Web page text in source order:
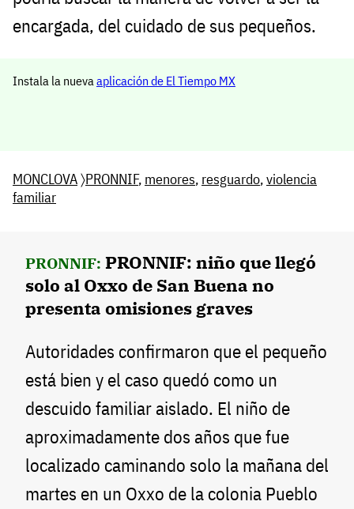
encargada, del cuidado de sus pequeños.
Instala la nuevaaplicación de El Tiempo MX
MONCLOVA〉PRONNIF, menores, resguardo,violencia
familiar
PRONNIF: PRONNIF: niño que llegó
solo al Oxxo de San Buena no
presenta omisiones graves
Autoridades confirmaron que el pequeño
está bien y el caso quedó como un
descuido familiar aislado. El niño de
aproximadamente dos años que fue
localizado caminando solo la mañana del
martes en un Oxxo de la colonia Pueblo